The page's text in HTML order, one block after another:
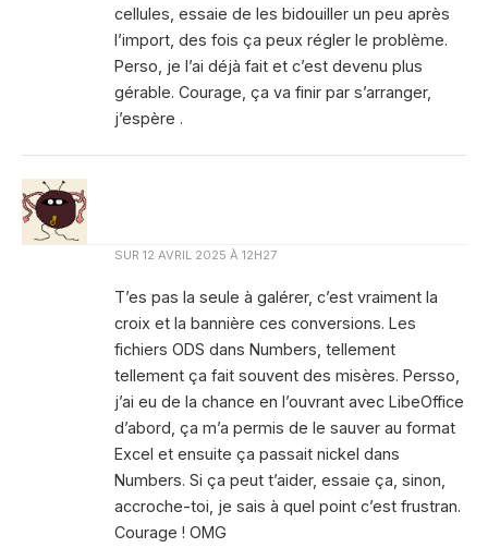
cellules, essaie de les bidouiller un peu après
l’import, des fois ça peux régler le problème.
Perso, je l’ai déjà fait et c’est devenu plus
gérable. Courage, ça va finir par s’arranger,
j’espère .
SUR 12 AVRIL 2025 À 12H27
T’es pas la seule à galérer, c’est vraiment la
croix et la bannière ces conversions. Les
fichiers ODS dans Numbers, tellement
tellement ça fait souvent des misères. Persso,
j’ai eu de la chance en l’ouvrant avec LibeOffice
d’abord, ça m’a permis de le sauver au format
Excel et ensuite ça passait nickel dans
Numbers. Si ça peut t’aider, essaie ça, sinon,
accroche-toi, je sais à quel point c’est frustran.
Courage ! OMG